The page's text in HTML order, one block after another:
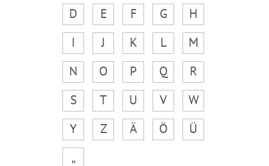
D
E F G
H
I
J K L
M
N
O P Q
R
S
T U V
W
Y
Z Ä Ö
Ü
„